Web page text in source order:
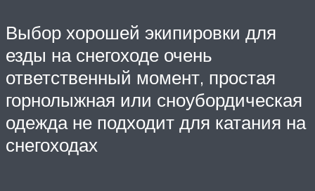
Выбор хорошей экипировки для
езды на снегоходе очень
ответственный момент, простая
горнолыжная или сноубордическая
одежда не подходит для катания на
снегоходах